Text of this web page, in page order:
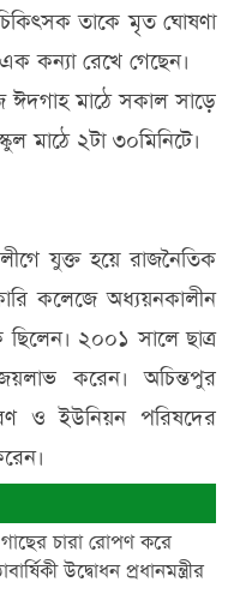
তাকে মৃত ঘোষণা
কন্যা রেখে গেছেন।
ঈদগাহ মাঠে সকাল সাড়ে
মাঠে ২টা ৩০মিনিটে।
যুক্ত হয়ে রাজনৈতিক
কলেজে অধ্যয়নকালীন
২০০১ সালে ছাত্র
করেন। অচিন্তপুর
ও ইউনিয়ন পরিষদের
চারা রোপণ করে
উদ্বোধন প্রধানমন্ত্রীর